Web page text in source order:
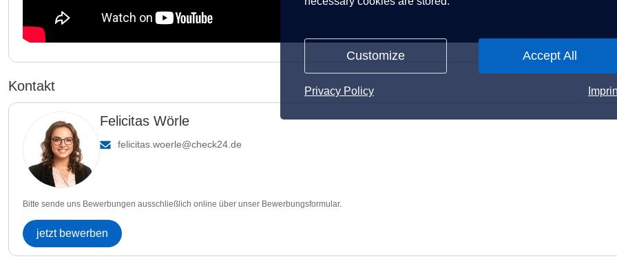
Customize Accept All
Privacy Policy
Kontakt
Felicitas Wörle
felicitas.woerle@check24.de
Bitte sende uns Bewerbungen ausschließlich online über unser Bewerbungsformular.
jetzt bewerben